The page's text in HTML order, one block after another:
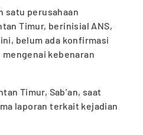
satu perusahaan
Timur, berinisial ANS,
belum ada konfirmasi
kebenaran
Timur, Sab’an, saat
laporan terkait kejadian